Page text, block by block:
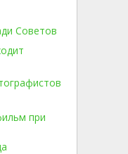
Советов
при